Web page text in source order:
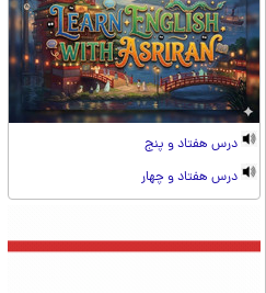
درس هفتاد و پنج
درس هفتاد و چهار